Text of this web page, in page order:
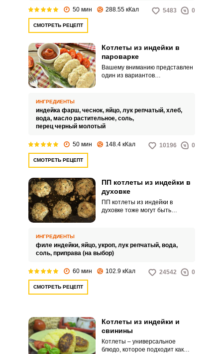
50 мин 288.55 кКал 5483 0
СМОТРЕТЬ РЕЦЕПТ
Котлеты из индейки в
пароварке
Вашему вниманию представлен
один из вариантов
рацион не только желающих
похудеть или
придерживающихся
числе и для детей.
ИНГРЕДИЕНТЫ
индейка фарш, чеснок, яйцо, лук репчатый, хлеб,
вода, масло растительное, соль,
перец черный молотый
50 мин 148.4 кКал 10196 0
СМОТРЕТЬ РЕЦЕПТ
ПП котлеты из индейки в
духовке
ПП котлеты из индейки в
духовке тоже могут быть
правильного питания. Готовое
блюдо получается мягким и
сочным, а свежий укроп и
котлетам некоторую
ИНГРЕДИЕНТЫ
филе индейки, яйцо, укроп, лук репчатый, вода,
соль, приправа (на выбор)
60 мин 102.9 кКал 24542 0
СМОТРЕТЬ РЕЦЕПТ
Котлеты из индейки и
свинины
Котлеты – универсальное
блюдо, которое подходит как